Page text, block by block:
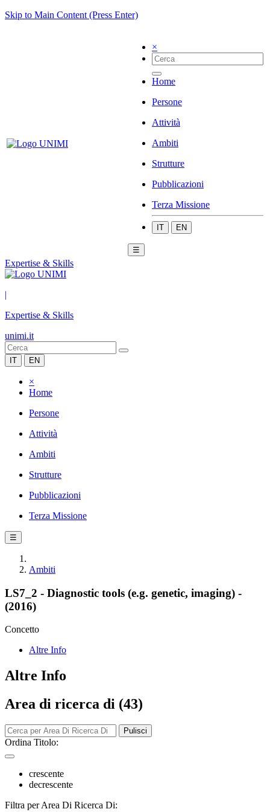
Skip to Main Content (Press Enter)
×
Home
Persone
Attività
Ambiti
Strutture
Pubblicazioni
Terza Missione
IT EN
☰
Expertise & Skills
|
Expertise & Skills
unimi.it
IT EN
×
Home
Persone
Attività
Ambiti
Strutture
Pubblicazioni
Terza Missione
☰
Ambiti
LS7_2 - Diagnostic tools (e.g. genetic, imaging) -
(2016)
Concetto
Altre Info
Altre Info
Area di ricerca di (43)
Pulisci
Ordina Titolo:
crescente
decrescente
Filtra per Area Di Ricerca Di: